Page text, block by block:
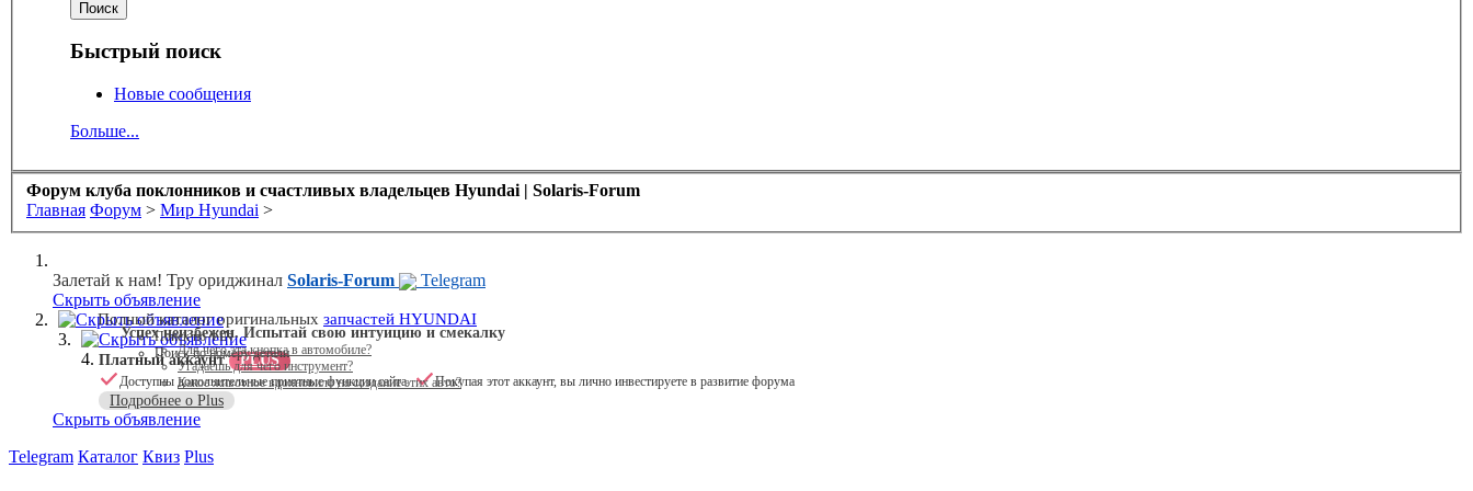
Быстрый поиск
Новые сообщения
Больше...
Форум клуба поклонников и счастливых владельцев Hyundai | Solaris-Forum
Главная Форум > Мир Hyundai >
Залетай к нам! Тру ориджинал Solaris-Forum
Telegram
Скрыть объявление
Полный каталог оригинальных запчастей HYUNDAI
Поиск по VIN
Поиск по номеру детали
Скрыть объявление
Успех неизбежен. Испытай свою интуицию и смекалку
Для чего эта кнопка в автомобиле?
Угадаешь для чего инструмент?
Какое животное вдохновило на создание этих авто?
Скрыть объявление
Платный аккаунт PLUS
Доступны дополнительные приятные функции сайта Покупая этот аккаунт, вы лично инвестируете в развитие форума
Подробнее о Plus
Скрыть объявление
Telegram Каталог Квиз Plus